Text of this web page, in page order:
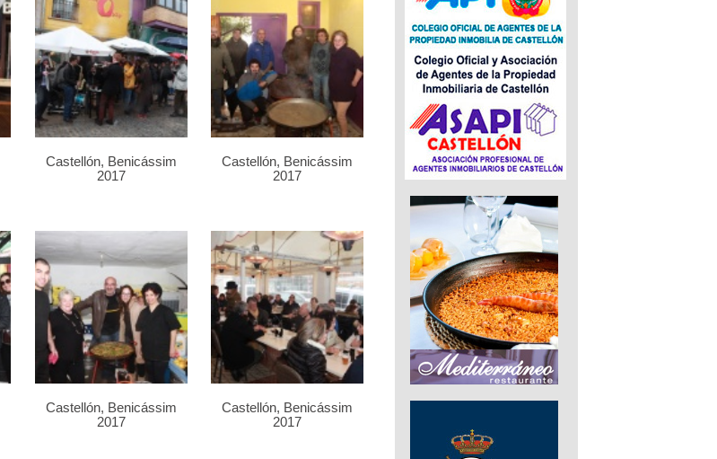
Castellón, Benicássim
2017
Castellón, Benicássim
2017
Castellón, Benicássim
2017
Castellón, Benicássim
2017